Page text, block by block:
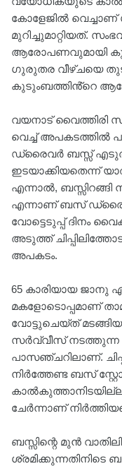
കോളേജിൽ വെച്ചാണ്
മുറിച്ചുമാറ്റിയത്.
ആരോപണവുമായി
ഗുരുതര വീഴ്‌ചയെ
കുടുംബത്തിൻ്റെ
വയനാട് വൈത്തിരി
വെച്ച് അപകടത്തിൽ
ഡ്രൈവർ ബസ്സ്
ഇടയാക്കിയതെന്ന്
എന്നാൽ, ബസ്സിറങ്ങി
എന്നാണ് ബസ്
വോട്ടെടുപ്പ് ദിനം
അടുത്ത്
അപകടം.
65 കാരിയായ ജാനു
മകളോടൊപ്പമാണ്
വോട്ടുചെയ്ത്
സർവ്വീസ് നടത്തുന്ന
പാസഞ്ചറിലാണ്.
നിർത്തേണ്ട ബസ്
ചേർന്നാണ്
ബസ്സിന്റെ മുൻ
ശ്രമിക്കുന്നതിനിടെ